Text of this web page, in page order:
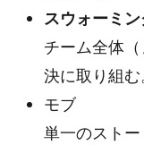
スウォーミ
チーム全体
決に取り組む
モブ
単一のストー